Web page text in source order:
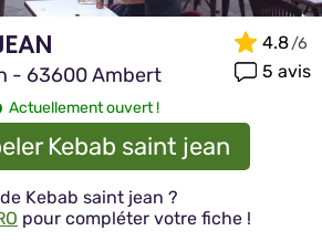
- 63600 Ambert
4.8
5 avis
Actuellement ouvert !
Kebab saint jean
Kebab saint jean ?
pour compléter votre fiche !